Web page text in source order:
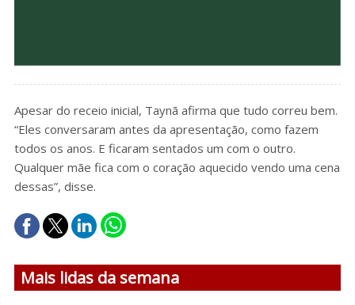
Apesar do receio inicial, Taynã afirma que tudo correu bem.
“Eles conversaram antes da apresentação, como fazem
todos os anos. E ficaram sentados um com o outro.
Qualquer mãe fica com o coração aquecido vendo uma cena
dessas”, disse.
Mais lidas da semana